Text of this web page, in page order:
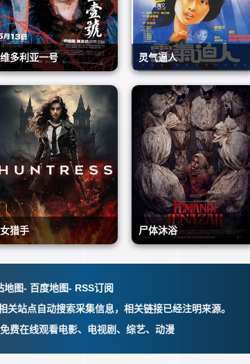
维多利亚一号维多利亚一号
国祥,
恐怖片
2010/中国香港
灵气逼人 灵气逼人
恐怖片
1984/中国香港
女猎手 女猎手
2024/美国
猎手
尸体沐浴 尸体沐浴
尸体沐浴
地图- 百度地图- RSS订阅
站点自动搜索采集信息，相关链接已经注明来源。
在线观看电影、电视剧、综艺、动漫